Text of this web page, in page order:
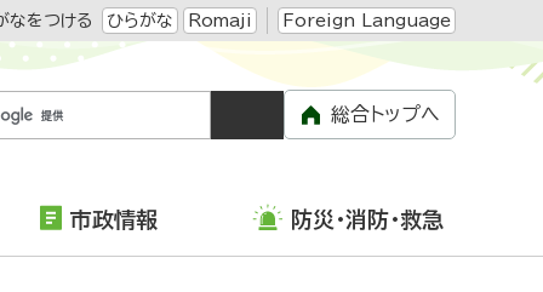
なをつける ひらがな Romaji Foreign Language
総合トップへ
市政情報 防災・消防・救急